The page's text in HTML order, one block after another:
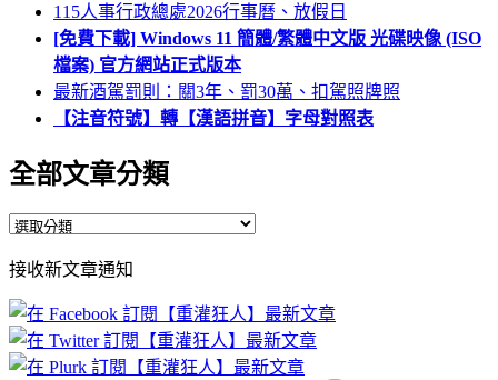
115人事行政總處2026行事曆、放假日
[免費下載] Windows 11 簡體/繁體中文版 光碟映像 (ISO
檔案) 官方網站正式版本
最新酒駕罰則：關3年、罰30萬、扣駕照牌照
【注音符號】轉【漢語拼音】字母對照表
全部文章分類
全
文
章
分
類
接收新文章通知